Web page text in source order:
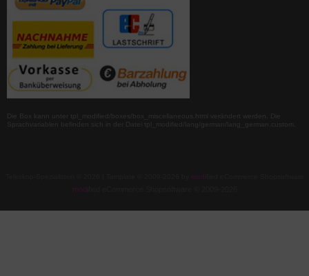
Die Box kann unter tpl_modified/boxes/box_miscellaneous.html verändert werden. Die
Sprachvariablen befinden sich in der Datei tpl_modified/lang/german/lang_german.custom.
mod
mod